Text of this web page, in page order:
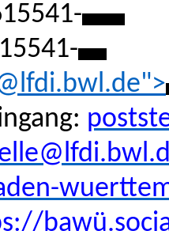
***
**